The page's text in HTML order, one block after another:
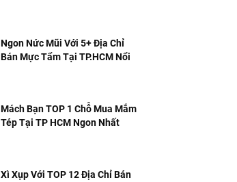
Ngon Nức Mũi Với 5+ Địa Chỉ
Bán Mực Tẩm Tại TP.HCM Nổi
Mách Bạn TOP 1 Chỗ Mua Mắm
Tép Tại TP HCM Ngon Nhất
Xì Xụp Với TOP 12 Địa Chỉ Bán